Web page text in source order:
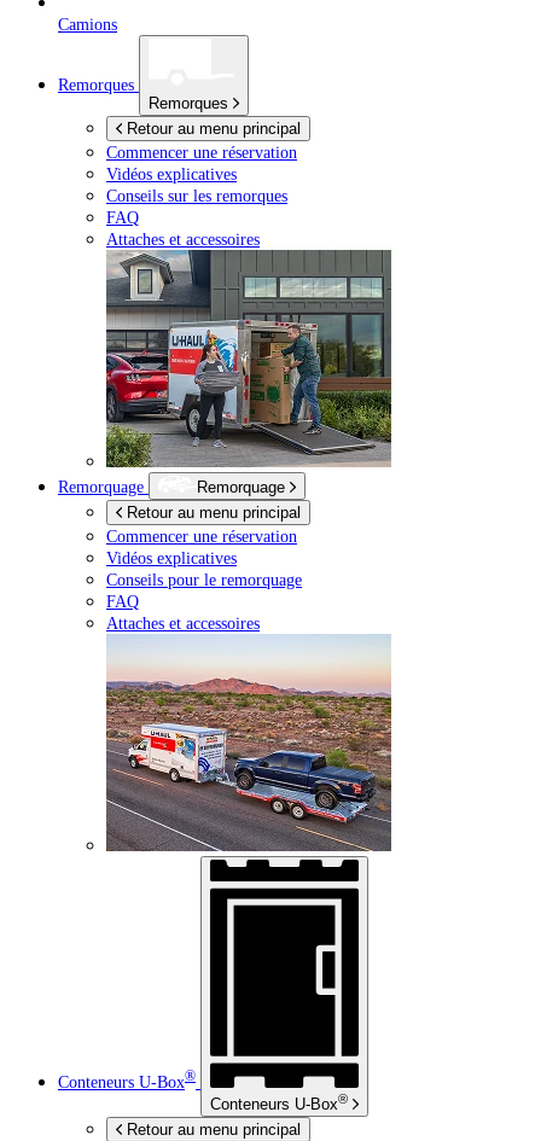
Camions
Remorques
Remorques
Retour au menu principal
Commencer une réservation
Vidéos explicatives
Conseils sur les remorques
FAQ
Attaches et accessoires
Remorquage
Remorquage
Retour au menu principal
Commencer une réservation
Vidéos explicatives
Conseils pour le remorquage
FAQ
Attaches et accessoires
Conteneurs U-Box®
Conteneurs U-Box®
Retour au menu principal